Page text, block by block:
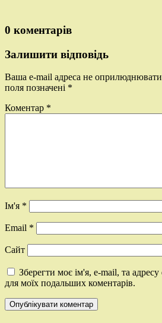
0 коментарів
Залишити відповідь
Ваша e-mail адреса не
поля позначені *
Коментар *
Ім'я *
Email *
Сайт
Зберегти моє ім'я, e-mail, та адресу
для моїх подальших коментарів.